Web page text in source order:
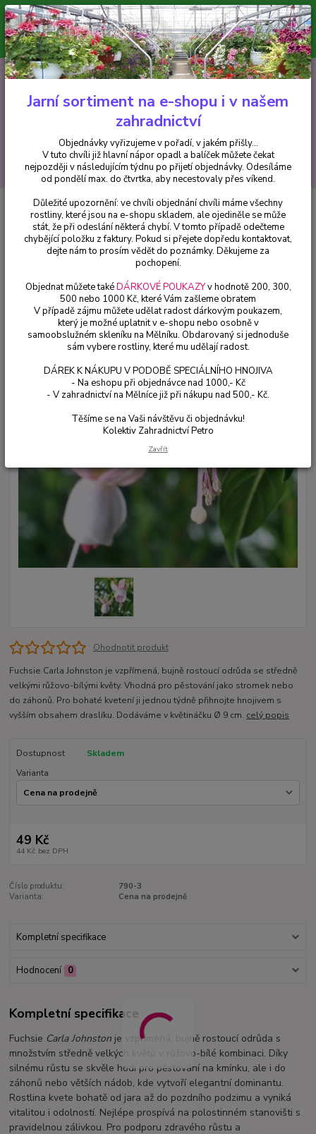
Minimální hodnota pro odeslání z e-shopu je 300 Kč.
V tuto chvíli již hlavní nápor objednávek opadl a balíček můžete čekat
nejpozději v následujícím týdnu po přijetí objednávky. Objednávky
vyřizujeme v pořadí, v jakém přišly...
CZK
Hledat
+420 602 223 614 0ks
za0 Kč
Fuchsie Carla Johnston - cena na prodejně
Carla Johnston - cena na
prodejně
Ohodnotit produkt
Fuchsie Carla Johnston je vzpřímená, bujně rostoucí odrůda se středně
velkými růžovo-bílými květy. Vhodná pro pěstování jako stromek nebo
do záhonů. Pro bohaté kvetení ji jednou týdně přihnojte hnojivem s
vyšším obsahem draslíku. Dodáváme v květináčku Ø 9 cm. celý popis
Dostupnost
Skladem
Varianta
49 Kč
44 Kč bez DPH
Číslo produktu:
790-3
Varianta:
Cena na prodejně
Kompletní specifikace
Hodnocení 0
Kompletní specifikace
Fuchsie Carla Johnston je vzpřímená, bujně rostoucí odrůda s
množstvím středně velkých květů v růžovo-bílé kombinaci. Díky
silnému růstu se skvěle hodí pro pěstování na kmínku, ale i do
záhonů nebo větších nádob, kde vytvoří elegantní dominantu.
Rostlina kvete bohatě od jara až do pozdního podzimu a vyniká
vitalitou i odolností. Nejlépe prospívá na polostinném stanovišti s
pravidelnou zálivkou. Pro podporu zdravého růstu a
Jarní sortiment na e-shopu i v našem
zahradnictví
Objednávky vyřizujeme v pořadí, v jakém přišly...
V tuto chvíli již hlavní nápor opadl a balíček můžete čekat
nejpozději v následujícím týdnu po přijetí objednávky. Odesíláme
od pondělí max. do čtvrtka, aby necestovaly přes víkend.
Důležité upozornění: ve chvíli objednání chvíli máme všechny
rostliny, které jsou na e-shopu skladem, ale ojediněle se může
stát, že při odeslání některá chybí. V tomto případě odečteme
chybějící položku z faktury. Pokud si přejete dopředu kontaktovat,
dejte nám to prosím vědět do poznámky. Děkujeme za
pochopení.
Objednat můžete takéDÁRKOVÉ POUKAZYv hodnotě 200, 300,
500 nebo 1000 Kč, které Vám zašleme obratem
V případě zájmu můžete udělat radost dárkovým poukazem,
který je možné uplatnit v e-shopu nebo osobně v
samoobslužném skleníku na Mělníku. Obdarovaný si jednoduše
sám vybere rostliny, které mu udělají radost.
DÁREK K NÁKUPU V PODOBĚ SPECIÁLNÍHO HNOJIVA
- Na eshopu při objednávce nad 1000,- Kč
- V zahradnictví na Mělníce již při nákupu nad 500,- Kč.
Těšíme se na Vaši návštěvu či objednávku!
Kolektiv Zahradnictví Petro
Zavřít